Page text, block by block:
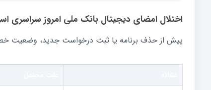
اختلال امضای دیجیتال بانک ملی امروز سراسری
پیش از حذف برنامه یا ثبت درخواست جدید، وضعیت